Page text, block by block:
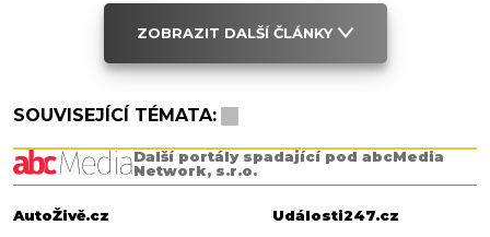
ZOBRAZIT DALŠÍ ČLÁNKY
SOUVISEJÍCÍ TÉMATA:
Další portály spadající pod abcMedia
Network, s.r.o.
AutoŽivě.cz
Události247.cz